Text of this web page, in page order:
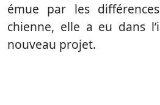
émue par les
chienne, elle a eu dans
nouveau projet.